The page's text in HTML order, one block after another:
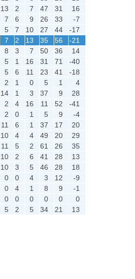
13 2 7 47 31
16
7 6 9 26 33
-7
5 7 10 27 44
-17
7 2 13 35 56
-21
8 3 7 50 36
14
5 1 16 31 71
-40
5 6 11 23 41
-18
2 1 0 5 1
4
14 1 3 37 9
28
2 4 16 11 52
-41
2 0 1 5 9
-4
11 6 1 37 17
20
10 4 4 49 20
29
11 5 2 61 26
35
10 2 6 41 28
13
10 3 5 46 28
18
0 0 4 3 12
-9
0 4 1 8 9
-1
0 0 0 0 0
0
5 2 5 34 21 13